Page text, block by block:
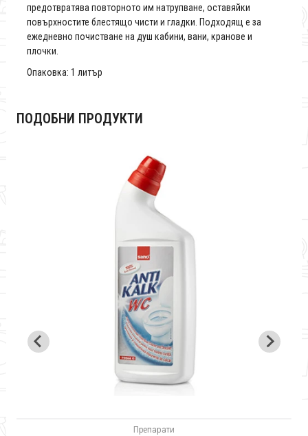
предотвратява повторното им натрупване, оставяйки
повърхностите блестящо чисти и гладки. Подходящ е за
ежедневно почистване на душ кабини, вани, кранове и
плочки.
Опаковка: 1 литър
ПОДОБНИ ПРОДУКТИ
Препарати